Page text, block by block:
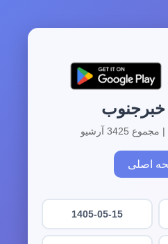
خبرجنوب
اصلی
1405-05-15